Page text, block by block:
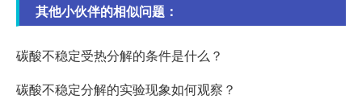
其他小伙伴的相似问题：
碳酸不稳定受热分解的条件是什么？
碳酸不稳定分解的实验现象如何观察？